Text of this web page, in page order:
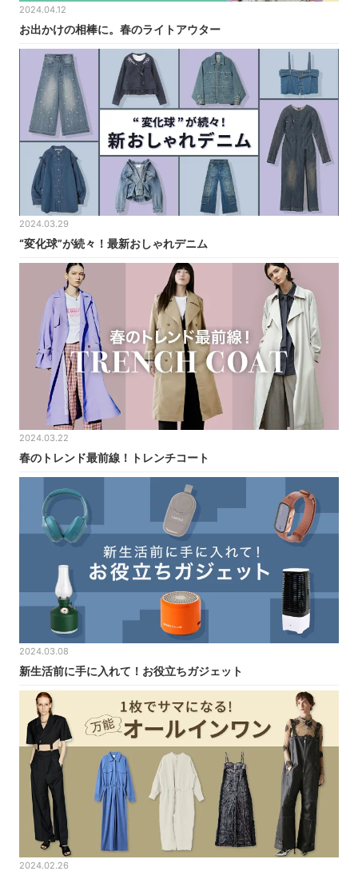
2024.04.12
お出かけの相棒に。春のライトアウター
2024.03.29
“変化球”が続々！最新おしゃれデニム
2024.03.22
春のトレンド最前線！トレンチコート
2024.03.08
新生活前に手に入れて！お役立ちガジェット
2024.02.26